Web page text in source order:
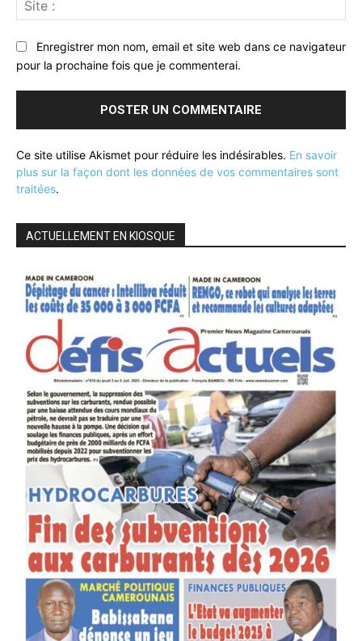
:
Enregistrer mon nom, email et site web dans ce navigateur
pour la prochaine fois que je commenterai.
Ce site utilise Akismet pour réduire les indésirables. En savoir
plus sur la façon dont les données de vos commentaires sont
traitées.
ACTUELLEMENT EN KIOSQUE